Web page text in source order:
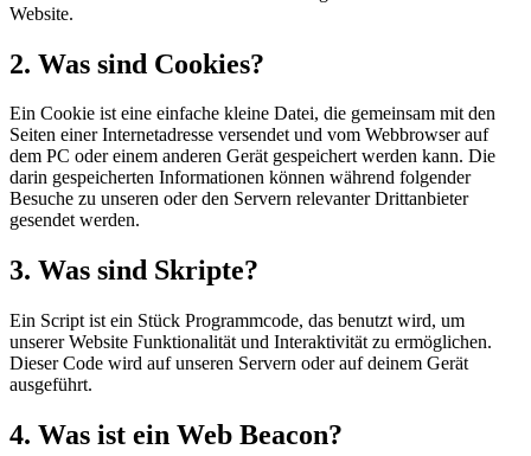
Website.
2. Was sind Cookies?
Ein Cookie ist eine einfache kleine Datei, die gemeinsam mit den
Seiten einer Internetadresse versendet und vom Webbrowser auf
dem PC oder einem anderen Gerät gespeichert werden kann. Die
darin gespeicherten Informationen können während folgender
Besuche zu unseren oder den Servern relevanter Drittanbieter
gesendet werden.
3. Was sind Skripte?
Ein Script ist ein Stück Programmcode, das benutzt wird, um
unserer Website Funktionalität und Interaktivität zu ermöglichen.
Dieser Code wird auf unseren Servern oder auf deinem Gerät
ausgeführt.
4. Was ist ein Web Beacon?